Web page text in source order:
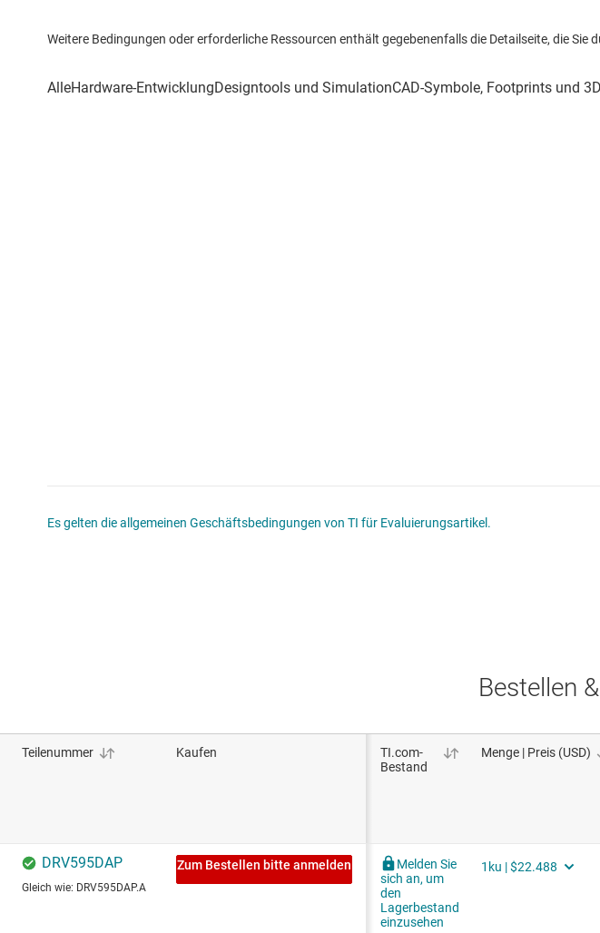
Weitere Bedingungen oder erforderliche Ressourcen enthält gegebenenfalls die Detailseite, die Sie
Es gelten die allgemeinen Geschäftsbedingungen von TI für Evaluierungsartikel.
Bestellen